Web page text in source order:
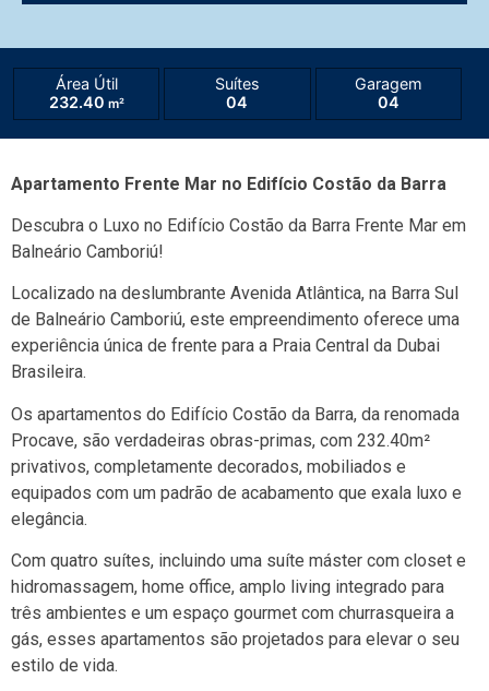
Área Útil
232.40 m²
Suítes
04
Garagem
04
Apartamento Frente Mar no Edifício Costão da Barra
Descubra o Luxo no Edifício Costão da Barra Frente Mar em
Balneário Camboriú!
Localizado na deslumbrante Avenida Atlântica, na Barra Sul
de Balneário Camboriú, este empreendimento oferece uma
experiência única de frente para a Praia Central da Dubai
Brasileira.
Os apartamentos do Edifício Costão da Barra, da renomada
Procave, são verdadeiras obras-primas, com 232.40m²
privativos, completamente decorados, mobiliados e
equipados com um padrão de acabamento que exala luxo e
elegância.
Com quatro suítes, incluindo uma suíte máster com closet e
hidromassagem, home office, amplo living integrado para
três ambientes e um espaço gourmet com churrasqueira a
gás, esses apartamentos são projetados para elevar o seu
estilo de vida.